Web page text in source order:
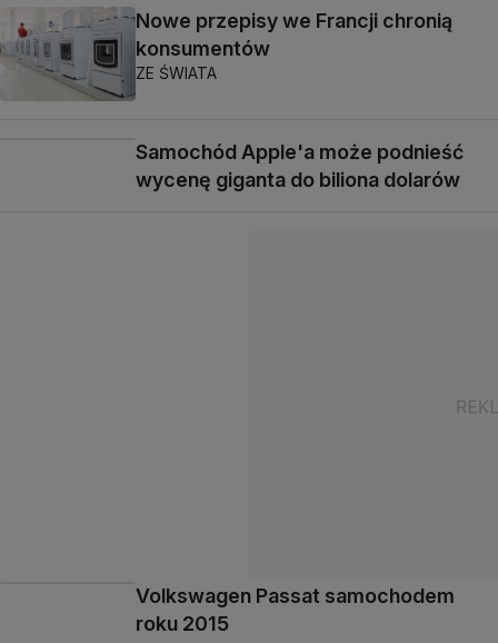
Nowe przepisy we Francji chronią
konsumentów
ZE ŚWIATA
Samochód Apple'a może podnieść
wycenę giganta do biliona dolarów
Volkswagen Passat samochodem
roku 2015